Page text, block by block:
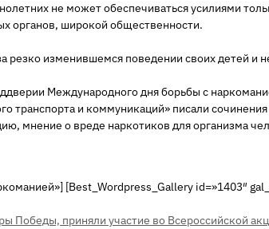
не может обеспечиваться усилиями
органов, широкой общественности.
резко изменившемся поведении своих детей
Международного дня борьбы с
и коммуникаций» писали
мнение о вреде наркотиков для организма
[Best_Wordpress_Gallery id=»1403″
приняли участие во Всероссийской